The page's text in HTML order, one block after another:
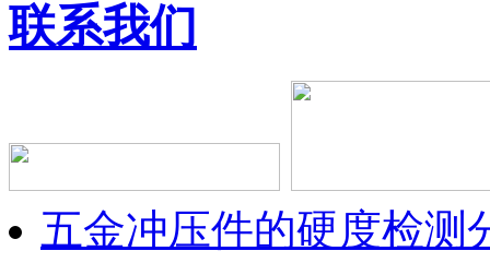
联系我们
五金冲压件的硬度检测